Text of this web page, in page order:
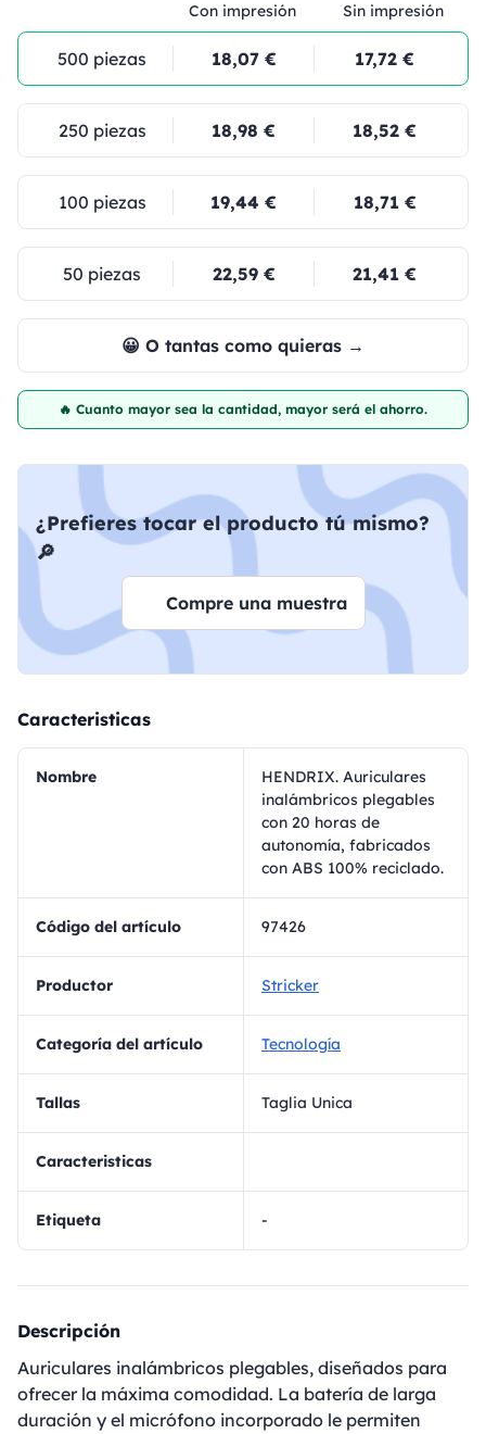
Con impresión Sin impresión
500 piezas 18,07 € 17,72 €
250 piezas 18,98 € 18,52 €
100 piezas 19,44 € 18,71 €
50 piezas 22,59 € 21,41 €
😀 O tantas como quieras →
🔥 Cuanto mayor sea la cantidad, mayor será el ahorro.
¿Prefieres tocar el producto tú mismo?
🔎
Compre una muestra
Caracteristicas
Nombre
HENDRIX. Auriculares
inalámbricos plegables
con 20 horas de
autonomía, fabricados
con ABS 100% reciclado.
Código del artículo 97426
Productor Stricker
Categoría del artículo Tecnología
Tallas Taglia Unica
Caracteristicas
Etiqueta -
Descripción
Auriculares inalámbricos plegables, diseñados para
ofrecer la máxima comodidad. La batería de larga
duración y el micrófono incorporado le permiten